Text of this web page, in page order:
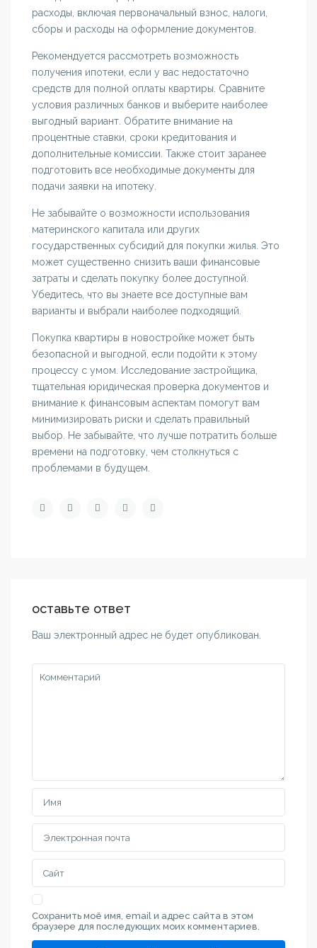
расходы, включая первоначальный взнос, налоги,
сборы и расходы на оформление документов.
Рекомендуется рассмотреть возможность
получения ипотеки, если у вас недостаточно
средств для полной оплаты квартиры. Сравните
условия различных банков и выберите наиболее
выгодный вариант. Обратите внимание на
процентные ставки, сроки кредитования и
дополнительные комиссии. Также стоит заранее
подготовить все необходимые документы для
подачи заявки на ипотеку.
Не забывайте о возможности использования
материнского капитала или других
государственных субсидий для покупки жилья. Это
может существенно снизить ваши финансовые
затраты и сделать покупку более доступной.
Убедитесь, что вы знаете все доступные вам
варианты и выбрали наиболее подходящий.
Покупка квартиры в новостройке может быть
безопасной и выгодной, если подойти к этому
процессу с умом. Исследование застройщика,
тщательная юридическая проверка документов и
внимание к финансовым аспектам помогут вам
минимизировать риски и сделать правильный
выбор. Не забывайте, что лучше потратить больше
времени на подготовку, чем столкнуться с
проблемами в будущем.
оставьте ответ
Ваш электронный адрес не будет опубликован.
Сохранить моё имя, email и адрес сайта в этом
браузере для последующих моих комментариев.